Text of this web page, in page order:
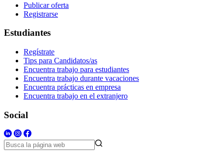
Publicar oferta
Registrarse
Estudiantes
Regístrate
Tips para Candidatos/as
Encuentra trabajo para estudiantes
Encuentra trabajo durante vacaciones
Encuentra prácticas en empresa
Encuentra trabajo en el extranjero
Social